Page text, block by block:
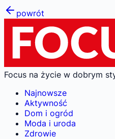
powrót
Focus na życie w dobrym
Najnowsze
Aktywność
Dom i ogród
Moda i uroda
Zdrowie